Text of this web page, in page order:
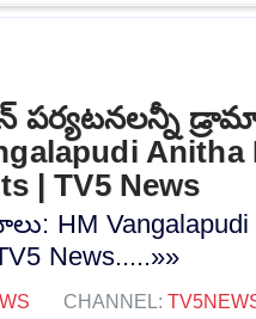
పర్యటనలన్నీ
Anitha
| TV5 News
HM Vangalapudi
News.....»»
CHANNEL: